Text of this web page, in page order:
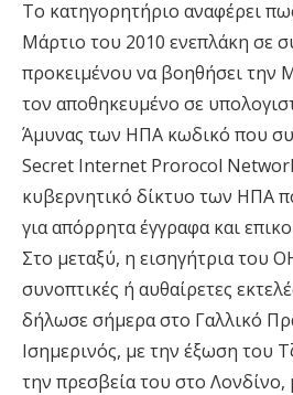
Το κατηγορητήριο αναφέρει
Μάρτιο του 2010 ενεπλάκη σε
προκειμένου να βοηθήσει την
τον αποθηκευμένο σε
Άμυνας των ΗΠΑ κωδικό που
Secret Internet Prorocol
κυβερνητικό δίκτυο των ΗΠΑ
για απόρρητα έγγραφα και
Στο μεταξύ, η εισηγήτρια του
συνοπτικές ή αυθαίρετες
δήλωσε σήμερα στο Γαλλικό
Ισημερινός, με την έξωση του
την πρεσβεία του στο